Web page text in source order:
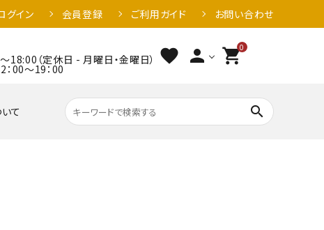
グイン 会員登録 ご利用ガイド お問い合わせ
（定休日 - 月曜日・金曜日）
～19：00
favorite person 0
shopping_cart
て search